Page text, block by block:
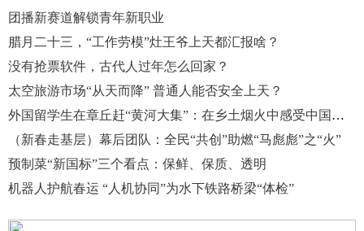
团播新赛道解锁青年新职业
腊月二十三，“工作劳模”灶王爷上天都汇报啥？
没有抢票软件，古代人过年怎么回家？
太空旅游市场“从天而降” 普通人能否安全上天？
外国留学生在章丘赶“黄河大集”：在乡土烟火中感受中国年味
（新春走基层）幕后团队：全民“共创”助燃“马彪彪”之“火”
预制菜“新国标”三个看点：保鲜、保质、透明
机器人护航春运 “人机协同”为水下铁路桥梁“体检”